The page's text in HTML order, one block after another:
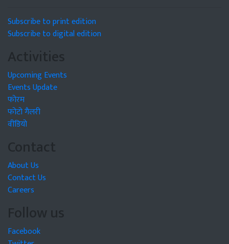
Subscribe to print edition
Subscribe to digital edition
Activities
Upcoming Events
Events Update
फोरम
फोटो गैलरी
वीडियो
Contact
About Us
Contact Us
Careers
Follow us
Facebook